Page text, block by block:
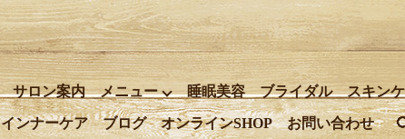
サロン案内 メニュー 睡眠美容 ブライダル スキン
インナーケア ブログ オンラインSHOP お問い合わせ